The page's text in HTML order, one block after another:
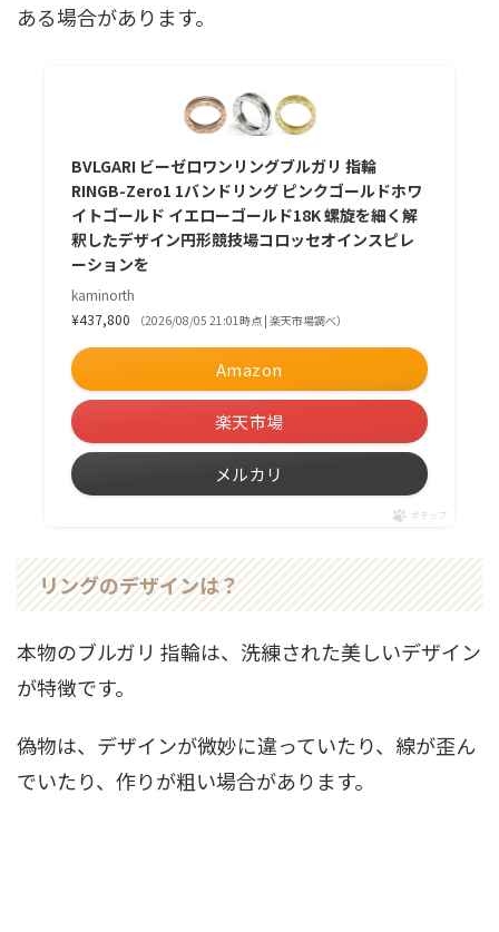
ある場合があります。
BVLGARI ビーゼロワンリングブルガリ 指輪
RINGB-Zero1 1バンドリング ピンクゴールドホワ
イトゴールド イエローゴールド18K 螺旋を細く解
釈したデザイン円形競技場コロッセオインスピレ
ーションを
kaminorth
¥437,800
（2026/08/05 21:01時点 | 楽天市場調べ）
Amazon
楽天市場
メルカリ
ポチップ
リングのデザインは？
本物のブルガリ 指輪は、洗練された美しいデザイン
が特徴です。
偽物は、デザインが微妙に違っていたり、線が歪ん
でいたり、作りが粗い場合があります。